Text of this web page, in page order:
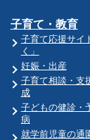
子育て・教育
子育て応援サイ
く」
妊娠・出産
子育て相談・支
成
子どもの健診・
病
就学前児童の通